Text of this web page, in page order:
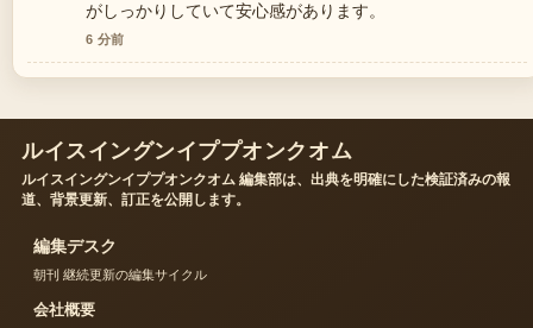
がしっかりしていて安心感があります。
6 分前
ルイスイングンイププオンクオム
ルイスイングンイププオンクオム 編集部は、出典を明確にした検証済みの報
道、背景更新、訂正を公開します。
編集デスク
朝刊 継続更新の編集サイクル
会社概要